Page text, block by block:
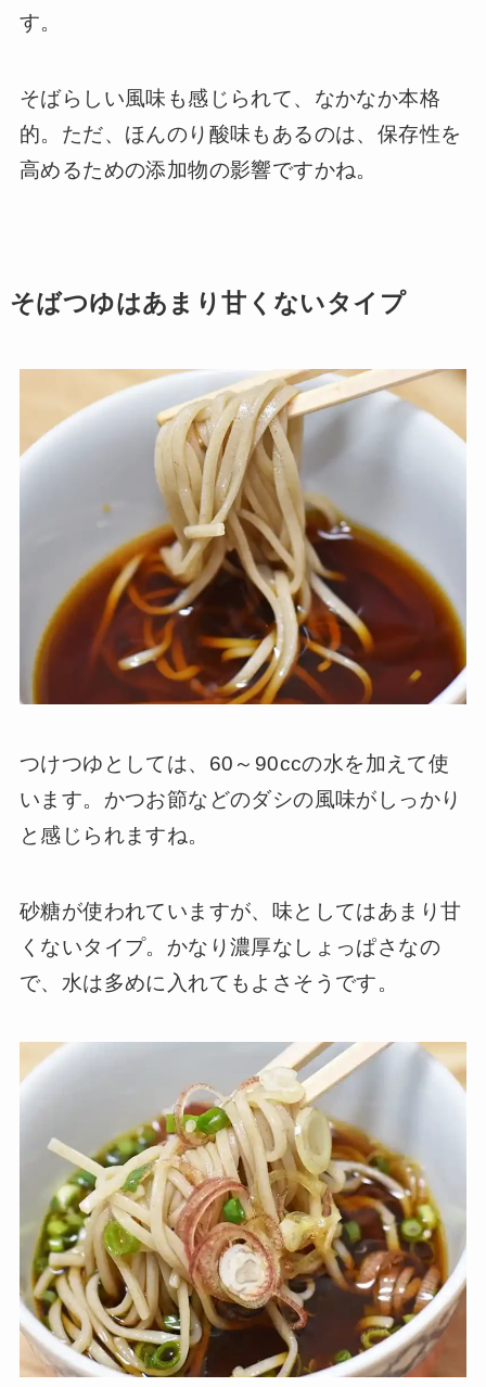
す。
そばらしい風味も感じられて、なかなか本格
的。ただ、ほんのり酸味もあるのは、保存性を
高めるための添加物の影響ですかね。
そばつゆはあまり甘くないタイプ
つけつゆとしては、60～90ccの水を加えて使
います。かつお節などのダシの風味がしっかり
と感じられますね。
砂糖が使われていますが、味としてはあまり甘
くないタイプ。かなり濃厚なしょっぱさなの
で、水は多めに入れてもよさそうです。